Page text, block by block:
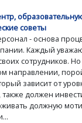
советы
- основа
Каждый
сотрудников.
направлении,
зависит от
также должен
должную